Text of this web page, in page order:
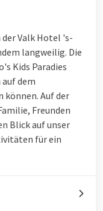
Valk Hotel 's-
langweilig. Die
Kids Paradies
dem
Auf der
Freunden
Blick auf unser
für ein